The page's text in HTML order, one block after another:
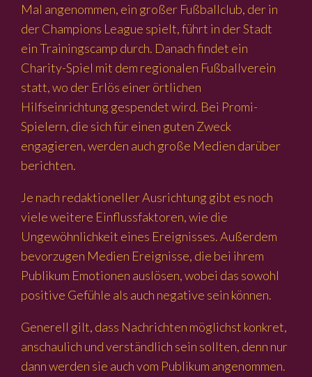
Mal angenommen, ein großer Fußballclub, der in
der Champions League spielt, führt in der Stadt
ein Trainingscamp durch. Danach findet ein
Charity-Spiel mit dem regionalen Fußballverein
statt, wo der Erlös einer örtlichen
Hilfseinrichtung gespendet wird. Bei Promi-
Spielern, die sich für einen guten Zweck
engagieren, werden auch große Medien darüber
berichten.
Je nach redaktioneller Ausrichtung gibt es noch
viele weitere Einflussfaktoren, wie die
Ungewöhnlichkeit eines Ereignisses. Außerdem
bevorzugen Medien Ereignisse, die bei ihrem
Publikum Emotionen auslösen, wobei das sowohl
positive Gefühle als auch negative sein können.
Generell gilt, dass Nachrichten möglichst konkret,
anschaulich und verständlich sein sollten, denn nur
dann werden sie auch vom Publikum angenommen.